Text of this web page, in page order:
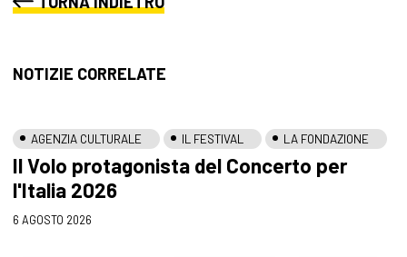
NOTIZIE CORRELATE
AGENZIA CULTURALE IL FESTIVAL LA FONDAZIONE
Il Volo protagonista del Concerto per
l'Italia 2026
6 AGOSTO 2026